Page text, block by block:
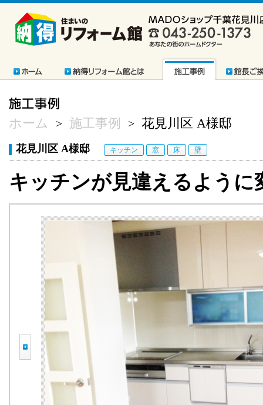
ホーム > 施工事例 > 花見川区 A様邸
花見川区 A様邸 キッチン 窓 床 壁
キッチンが見違えるように